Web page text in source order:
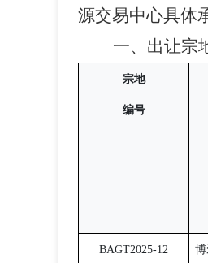
源交易中心具体
一、出让宗
宗地
编号
BAGT2025-12